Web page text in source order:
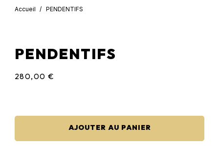
Accueil PENDENTIFS
PENDENTIFS
280,00 €
AJOUTER AU PANIER